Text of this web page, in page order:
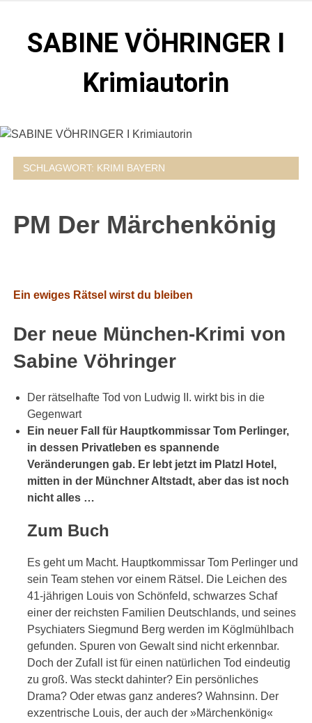
springenSABINE VÖHRINGER I
Krimiautorin
Vordergrund steht. Spielen zentral in der Münchner Altstadt.
SCHLAGWORT: KRIMI BAYERN
PM Der Märchenkönig
Ein ewiges Rätsel wirst du bleiben
Der neue München-Krimi von
Sabine Vöhringer
Der rätselhafte Tod von Ludwig II. wirkt bis in die
Gegenwart
Ein neuer Fall für Hauptkommissar Tom Perlinger,
in dessen Privatleben es spannende
Veränderungen gab. Er lebt jetzt im Platzl Hotel,
mitten in der Münchner Altstadt, aber das ist noch
nicht alles …
Zum Buch
Es geht um Macht. Hauptkommissar Tom Perlinger und
sein Team stehen vor einem Rätsel. Die Leichen des
41-jährigen Louis von Schönfeld, schwarzes Schaf
einer der reichsten Familien Deutschlands, und seines
Psychiaters Siegmund Berg werden im Köglmühlbach
gefunden. Spuren von Gewalt sind nicht erkennbar.
Doch der Zufall ist für einen natürlichen Tod eindeutig
zu groß. Was steckt dahinter? Ein persönliches
Drama? Oder etwas ganz anderes? Wahnsinn. Der
exzentrische Louis, der auch der »Märchenkönig«